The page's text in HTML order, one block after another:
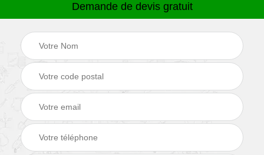
Demande de devis gratuit